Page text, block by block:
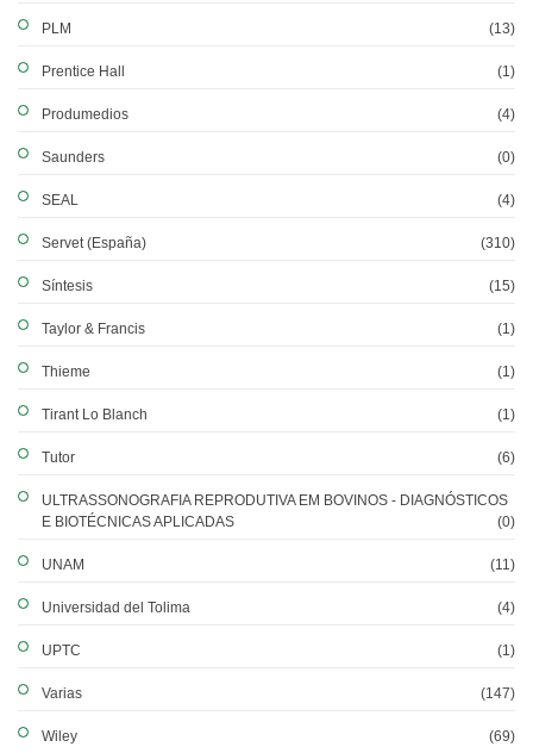
PLM (13)
Prentice Hall (1)
Produmedios (4)
Saunders (0)
SEAL (4)
Servet (España) (310)
Síntesis (15)
Taylor & Francis (1)
Thieme (1)
Tirant Lo Blanch (1)
Tutor (6)
ULTRASSONOGRAFIA REPRODUTIVA EM BOVINOS - DIAGNÓSTICOS
E BIOTÉCNICAS APLICADAS
(0)
UNAM (11)
Universidad del Tolima (4)
UPTC (1)
Varias (147)
Wiley (69)